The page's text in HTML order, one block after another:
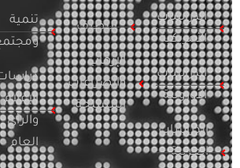
الدراسات
الأمريكية
الدراسات
الأوروبية
الدراسات
العربية
التطرف
الإرهاب
والصراعات
المسلحة
تنمية
ومجتمع
دراسات
الإعلام
والرأي
العام